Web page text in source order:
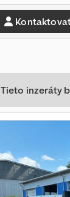
Tieto inzeráty